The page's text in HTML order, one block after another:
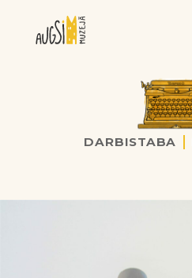
DARBISTABA